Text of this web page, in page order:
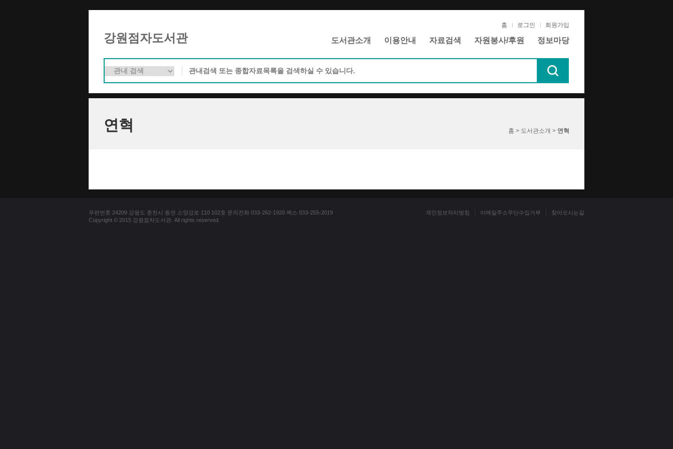
강원점자도서관
홈 로그인 회원가입
도서관소개 이용안내 자료검색 자원봉사/후원 정보마당
연혁 홈 > 도서관소개 > 연혁
우편번호 24209 강원도 춘천시 동면 소양강로 110 102호 문의전화 033-262-1920 팩스 033-255-2019
Copyright © 2015 강원점자도서관. All rights reserved.
개인정보처리방침 이메일주소무단수집거부 찾아오시는길